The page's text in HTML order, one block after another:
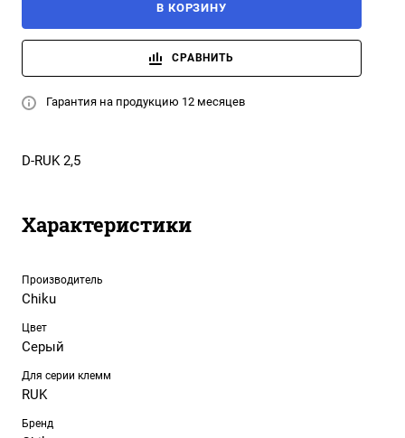
В КОРЗИНУ
СРАВНИТЬ
Гарантия на продукцию 12 месяцев
D-RUK 2,5
Характеристики
Производитель
Chiku
Цвет
Серый
Для серии клемм
RUK
Бренд